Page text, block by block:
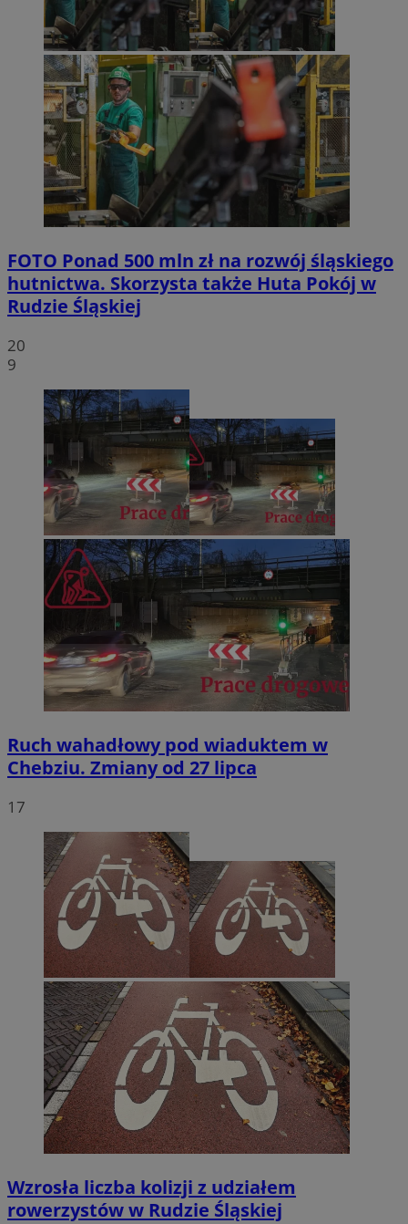
FOTO Ponad 500 mln zł na rozwój śląskiego
hutnictwa. Skorzysta także Huta Pokój w
Rudzie Śląskiej
20
9
Ruch wahadłowy pod wiaduktem w
Chebziu. Zmiany od 27 lipca
17
Wzrosła liczba kolizji z udziałem
rowerzystów w Rudzie Śląskiej